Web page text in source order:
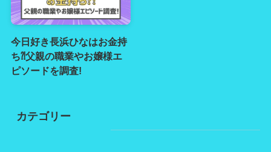
今日好き長浜ひなはお金持
ち⁈父親の職業やお嬢様エ
ピソードを調査!
カテゴリー